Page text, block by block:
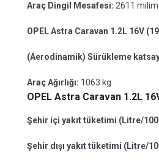
Araç Dingil Mesafesi: 2611
OPEL Astra Caravan 1.2L 16V
(Aerodinamik) Sürükleme
Araç Ağırlığı: 1063 kg
OPEL Astra Caravan 1.2L
Şehir içi yakıt tüketimi (Litre/
Şehir dışı yakıt tüketimi (Litre/